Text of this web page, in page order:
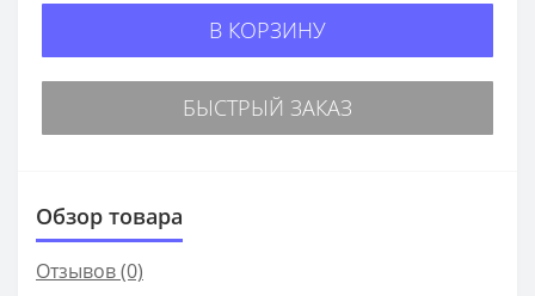
В КОРЗИНУ
БЫСТРЫЙ ЗАКАЗ
Обзор товара
Отзывов (0)